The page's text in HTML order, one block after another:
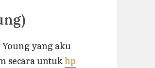
yang aku
secara untukhp